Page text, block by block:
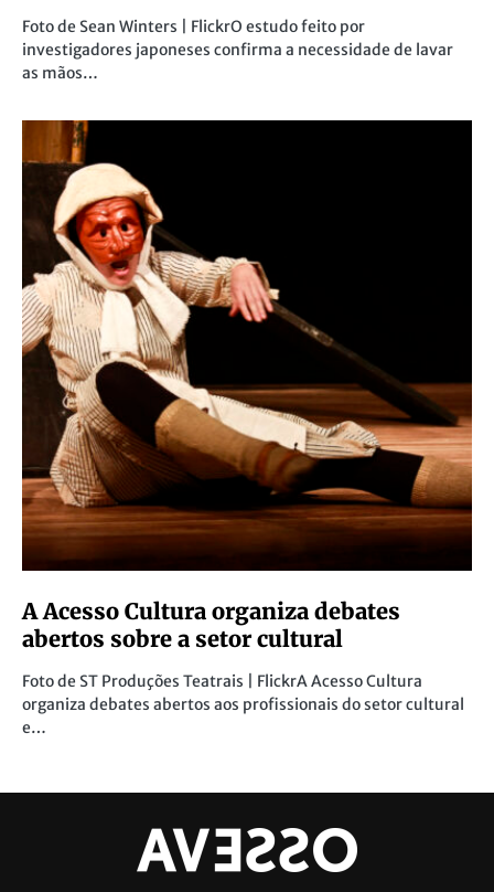
Foto de Sean Winters | FlickrO estudo feito por
investigadores japoneses confirma a necessidade de lavar
as mãos…
A Acesso Cultura organiza debates
abertos sobre a setor cultural
Foto de ST Produções Teatrais | FlickrA Acesso Cultura
organiza debates abertos aos profissionais do setor cultural
e…